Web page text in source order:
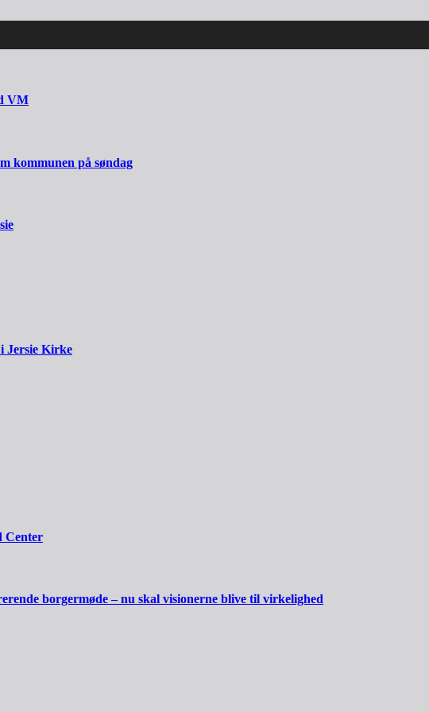
VM
kommunen på søndag
Jersie Kirke
Center
borgermøde – nu skal visionerne blive til virkelighed